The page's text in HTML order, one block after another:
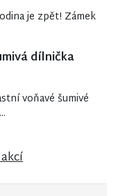
je zpět! Zámek
dílnička
voňavé šumivé